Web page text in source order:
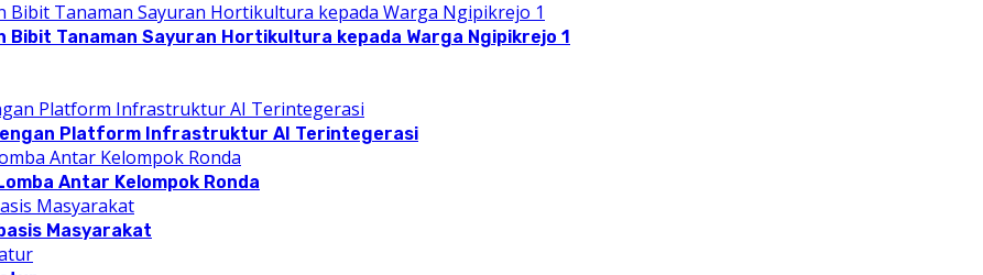
Bibit Tanaman Sayuran Hortikultura kepada Warga Ngipikrejo 1
Platform Infrastruktur AI Terintegerasi
Antar Kelompok Ronda
Masyarakat